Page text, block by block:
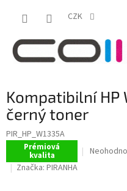
CZK
Kompatibilní HP
černý toner
PIR_HP_W1335A
Prémiová
kvalita
Průměrné
Značka: PIRANHA